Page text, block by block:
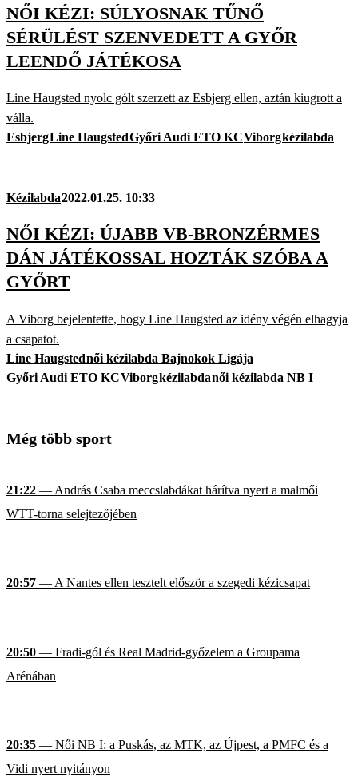
NŐI KÉZI: SÚLYOSNAK TŰNŐ
SÉRÜLÉST SZENVEDETT A GYŐR
LEENDŐ JÁTÉKOSA
Line Haugsted nyolc gólt szerzett az Esbjerg ellen, aztán kiugrott a
válla.
EsbjergLine HaugstedGyőri Audi ETO KCViborgkézilabda
Kézilabda2022.01.25. 10:33
NŐI KÉZI: ÚJABB VB-BRONZÉRMES
DÁN JÁTÉKOSSAL HOZTÁK SZÓBA A
GYŐRT
A Viborg bejelentette, hogy Line Haugsted az idény végén elhagyja
a csapatot.
Line Haugstednői kézilabda Bajnokok Ligája
Győri Audi ETO KCViborgkézilabdanői kézilabda NB I
Még több sport
21:22 — András Csaba meccslabdákat hárítva nyert a malmői
WTT-torna selejtezőjében
20:57 — A Nantes ellen tesztelt először a szegedi kézicsapat
20:50 — Fradi-gól és Real Madrid-győzelem a Groupama
Arénában
20:35 — Női NB I: a Puskás, az MTK, az Újpest, a PMFC és a
Vidi nyert nyitányon